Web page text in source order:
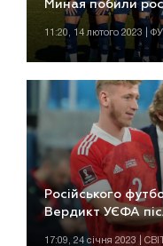
Миная побили
11:20, 14 лютого 2023 |
Російського
Вердикт УЄФА
17:09, 24 січня 2023 |